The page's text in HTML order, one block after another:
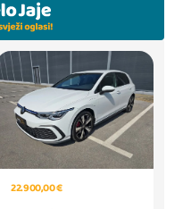
22.900,00 €